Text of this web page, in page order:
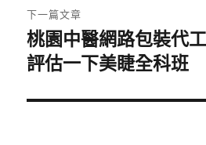
章:
下一篇文章
下
一
文
桃園中醫網路包裝代
評估一下美睫全科班